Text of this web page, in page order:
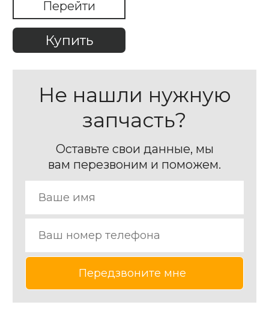
Mondeo 2015-2023
Перейти
Купить
Не нашли нужную
запчасть?
Оставьте свои данные, мы
вам перезвоним и поможем.